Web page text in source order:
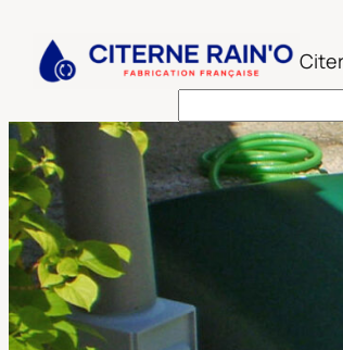
contenu